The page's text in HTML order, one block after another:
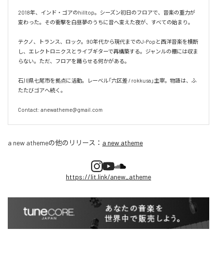
2018年、インド・ゴアのhilltop。シーズン初日のフロアで、音楽の重力が
変わった。その衝撃を白昼夢のうちに音へ変えた夜が、すべての始まり。
テクノ、トランス、ロック。90年代から現代までのJ-Popと西洋音楽を横断
し、エレクトロニクスとライブギターで再構築する。ジャンルの棚には収ま
らない。ただ、フロアを踊らせる何かがある。
石川県七尾市を拠点に活動。レーベル「六区差 / rokkusa」主宰。物語は、ふ
たたびゴアへ続く。
Contact: anewatheme@gmail.com
a new athemeの他のリリース： a new atheme
https://lit.link/anew_atheme